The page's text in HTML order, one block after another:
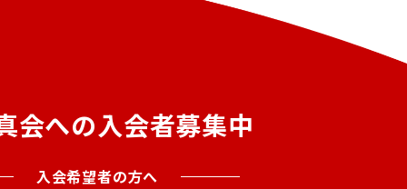
会への入会者募集中
入会希望者の方へ